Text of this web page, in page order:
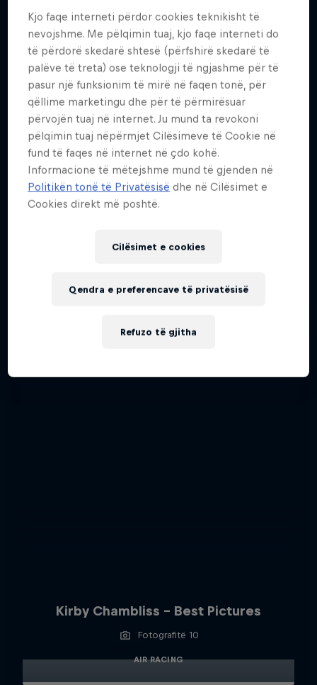
Kirby Chambliss - Best Pictures
Fotografitë 10
AIR RACING
Kjo faqe interneti përdor cookies teknikisht të
nevojshme. Me pëlqimin tuaj, kjo faqe interneti do
të përdorë skedarë shtesë (përfshirë skedarë të
palëve të treta) ose teknologji të ngjashme për të
pasur një funksionim të mirë në faqen tonë, për
qëllime marketingu dhe për të përmirësuar
përvojën tuaj në internet. Ju mund ta revokoni
pëlqimin tuaj nëpërmjet Cilësimeve të Cookie në
fund të faqes në internet në çdo kohë.
Informacione të mëtejshme mund të gjenden në
Politikën tonë të Privatësisë dhe në Cilësimet e
Cookies direkt më poshtë.
Cilësimet e cookies
Refuzo të gjitha
Qendra e preferencave të privatësisë